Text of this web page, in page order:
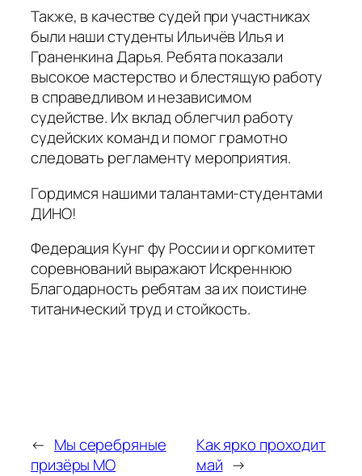
Также, в качестве судей при участниках
были наши студенты Ильичёв Илья и
Граненкина Дарья. Ребята показали
высокое мастерство и блестящую работу
в справедливом и независимом
судействе. Их вклад облегчил работу
судейских команд и помог грамотно
следовать регламенту мероприятия.
Гордимся нашими талантами-студентами
ДИНО!
Федерация Кунг фу России и оргкомитет
соревнований выражают Искреннюю
Благодарность ребятам за их поистине
титанический труд и стойкость.
← Мы серебряные
призёры МО
Как ярко проходит
май →